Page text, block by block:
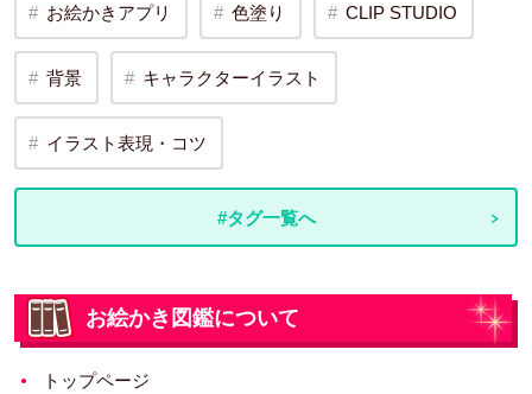
お絵かきアプリ 色塗り CLIP STUDIO
背景 キャラクターイラスト
イラスト表現・コツ
#タグ一覧へ
お絵かき図鑑について
トップページ